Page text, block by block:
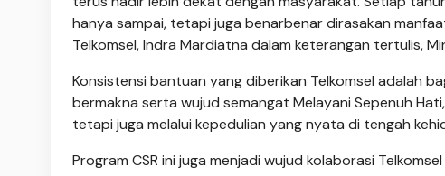
hanya sampai, tetapi juga benarbenar dirasakan
Telkomsel, Indra Mardiatna dalam keterangan tertulis,
Konsistensi bantuan yang diberikan Telkomsel adalah
bermakna serta wujud semangat Melayani Sepenuh
tetapi juga melalui kepedulian yang nyata di tengah
Program CSR ini juga menjadi wujud kolaborasi